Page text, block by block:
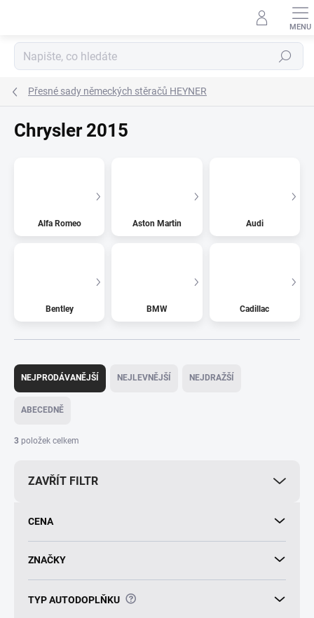
Hledat
Přesné sady německých stěračů HEYNER
Chrysler 2015
Alfa Romeo Aston Martin Audi
Bentley BMW Cadillac
Ř
z
í
NEJPRODÁVANĚJŠÍ NEJLEVNĚJŠÍ NEJDRAŽŠÍ
ABECEDNĚ
3 položek celkem
ZAVŘÍT FILTR
CENA
ZNAČKY
TYP AUTODOPLŇKU ?